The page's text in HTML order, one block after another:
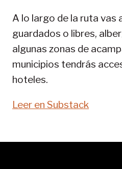
A lo largo de la ruta vas
guardados o libres,
algunas zonas de
municipios tendrás
hoteles.
Leer en Substack